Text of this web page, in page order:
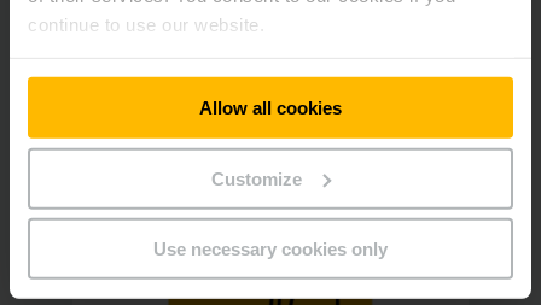
continue to use our website.
Allow all cookies
Customize
Use necessary cookies only